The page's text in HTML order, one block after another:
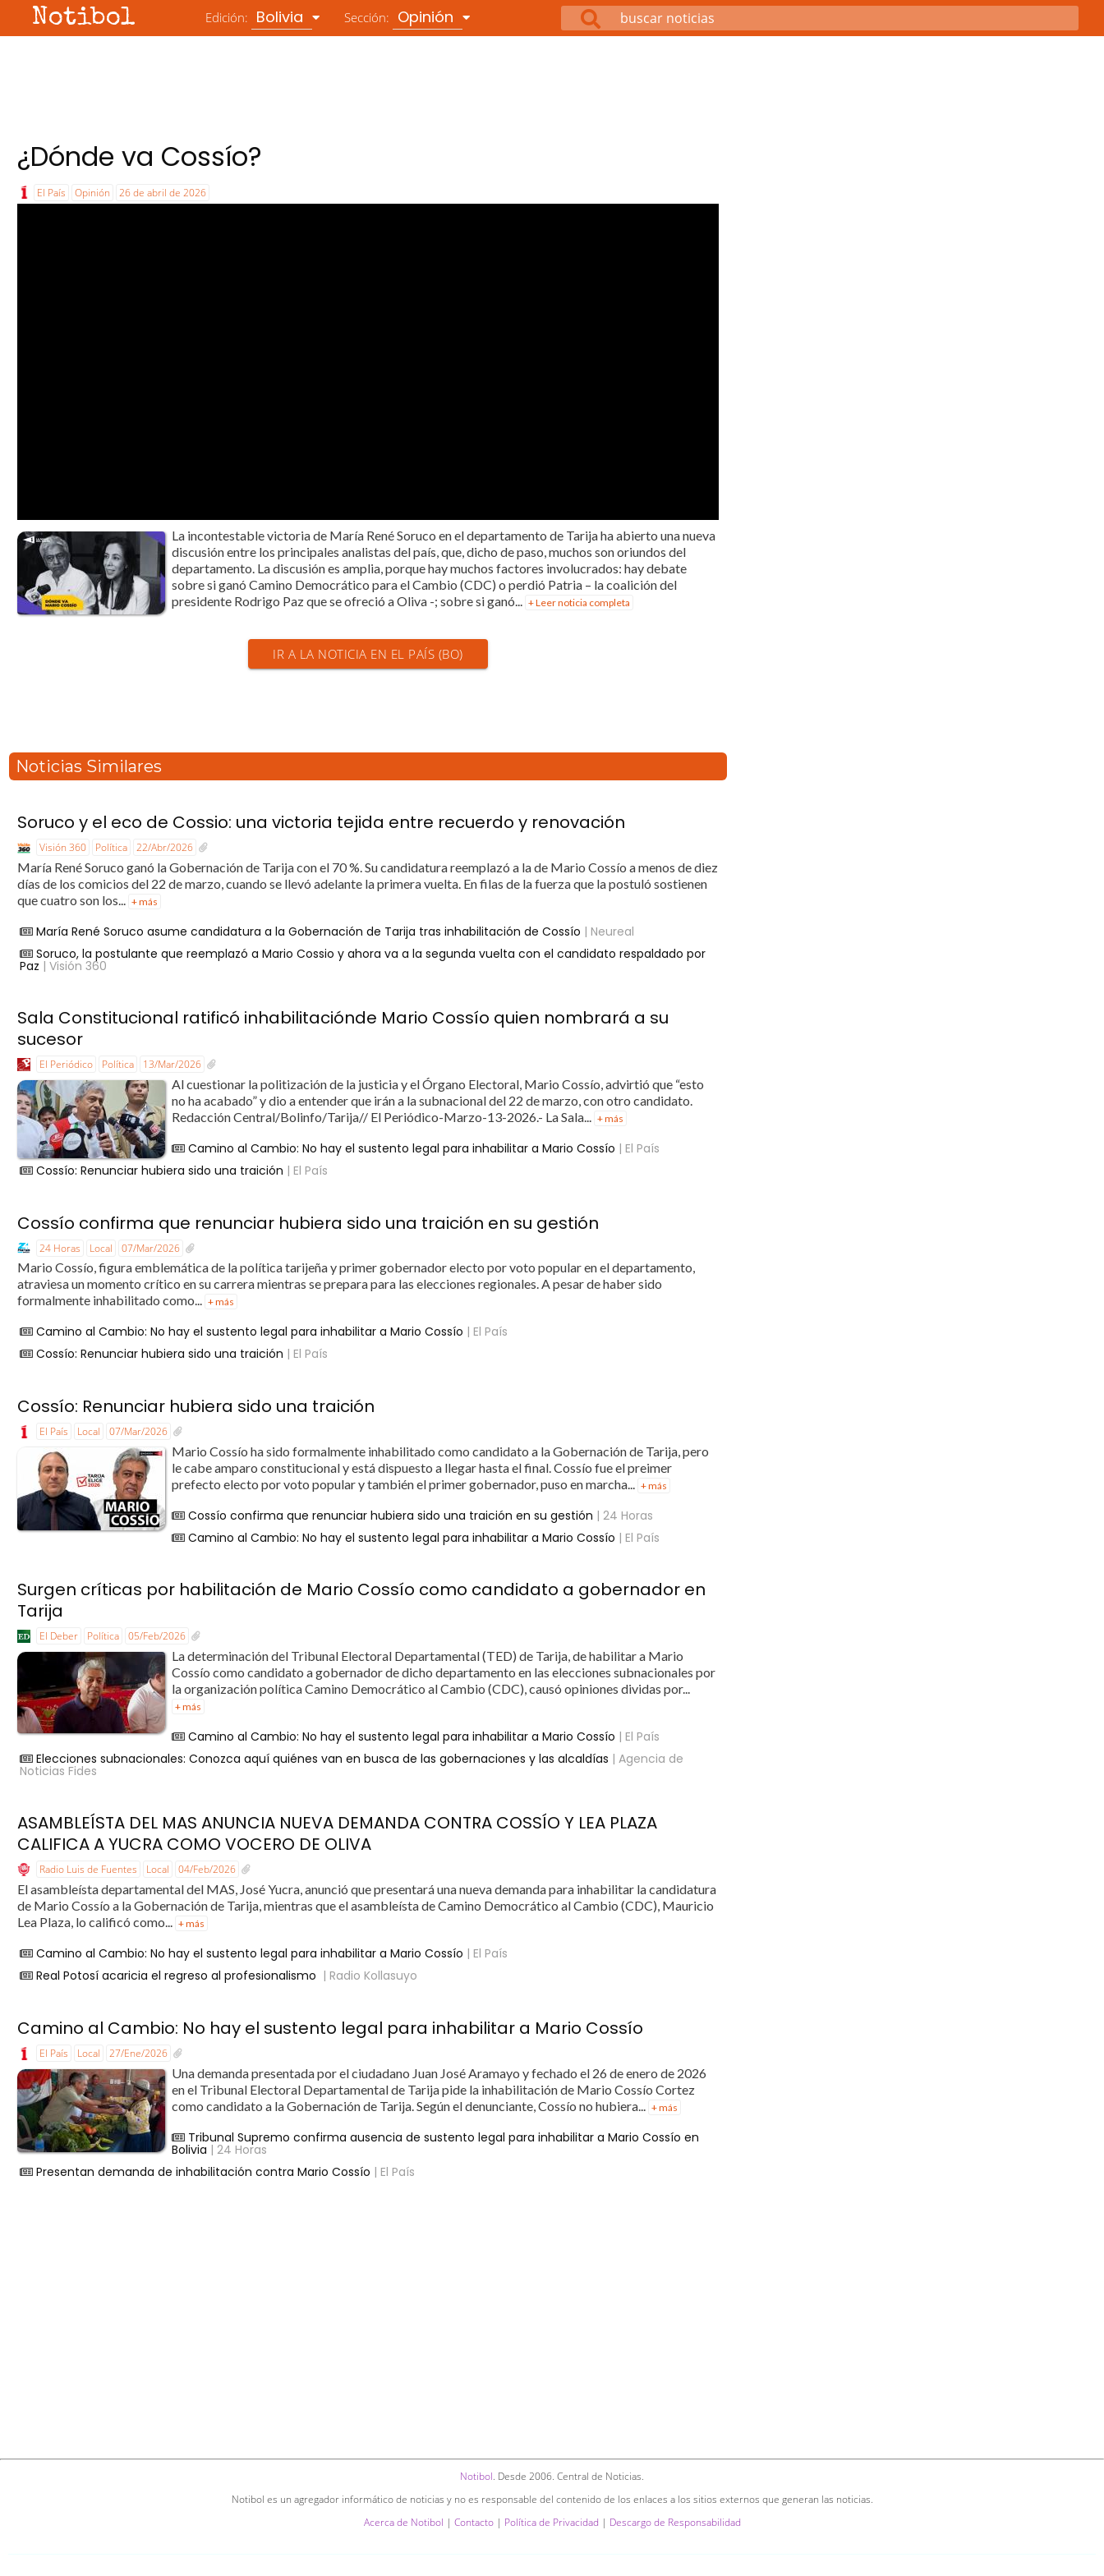
Notibol Edición: Bolivia Sección: Opinión
¿Dónde va Cossío?
El País Opinión 26 de abril de 2026
La incontestable victoria de María René Soruco en el departamento de Tarija ha abierto una nueva
discusión entre los principales analistas del país, que, dicho de paso, muchos son oriundos del
departamento. La discusión es amplia, porque hay muchos factores involucrados: hay debate
sobre si ganó Camino Democrático para el Cambio (CDC) o perdió Patria – la coalición del
presidente Rodrigo Paz que se ofreció a Oliva -; sobre si ganó... + Leer noticia completa
IR A LA NOTICIA EN EL PAÍS (BO)
Noticias Similares
Soruco y el eco de Cossio: una victoria tejida entre recuerdo y renovación
Visión 360 Política 22/Abr/2026
María René Soruco ganó la Gobernación de Tarija con el 70 %. Su candidatura reemplazó a la de Mario Cossío a menos de diez
días de los comicios del 22 de marzo, cuando se llevó adelante la primera vuelta. En filas de la fuerza que la postuló sostienen
que cuatro son los...
+ más
María René Soruco asume candidatura a la Gobernación de Tarija tras inhabilitación de Cossío | Neureal
Soruco, la postulante que reemplazó a Mario Cossio y ahora va a la segunda vuelta con el candidato respaldado por
Paz | Visión 360
Sala Constitucional ratificó inhabilitaciónde Mario Cossío quien nombrará a su
sucesor
El Periódico Política 13/Mar/2026
Al cuestionar la politización de la justicia y el Órgano Electoral, Mario Cossío, advirtió que “esto
no ha acabado” y dio a entender que irán a la subnacional del 22 de marzo, con otro candidato.
Redacción Central/Bolinfo/Tarija// El Periódico-Marzo-13-2026.- La Sala... + más
Camino al Cambio: No hay el sustento legal para inhabilitar a Mario Cossío | El País
Cossío: Renunciar hubiera sido una traición | El País
Cossío confirma que renunciar hubiera sido una traición en su gestión
24 Horas Local 07/Mar/2026
Mario Cossío, figura emblemática de la política tarijeña y primer gobernador electo por voto popular en el departamento,
atraviesa un momento crítico en su carrera mientras se prepara para las elecciones regionales. A pesar de haber sido
formalmente inhabilitado como... + más
Camino al Cambio: No hay el sustento legal para inhabilitar a Mario Cossío | El País
Cossío: Renunciar hubiera sido una traición | El País
Cossío: Renunciar hubiera sido una traición
El País Local 07/Mar/2026
Mario Cossío ha sido formalmente inhabilitado como candidato a la Gobernación de Tarija, pero
le cabe amparo constitucional y está dispuesto a llegar hasta el final. Cossío fue el preimer
prefecto electo por voto popular y también el primer gobernador, puso en marcha...
+ más
Cossío confirma que renunciar hubiera sido una traición en su gestión | 24 Horas
Camino al Cambio: No hay el sustento legal para inhabilitar a Mario Cossío | El País
Surgen críticas por habilitación de Mario Cossío como candidato a gobernador en
Tarija
El Deber Política 05/Feb/2026
La determinación del Tribunal Electoral Departamental (TED) de Tarija, de habilitar a Mario
Cossío como candidato a gobernador de dicho departamento en las elecciones subnacionales por
la organización política Camino Democrático al Cambio (CDC), causó opiniones dividas por...
+ más
Camino al Cambio: No hay el sustento legal para inhabilitar a Mario Cossío | El País
Elecciones subnacionales: Conozca aquí quiénes van en busca de las gobernaciones y las alcaldías | Agencia de
Noticias Fides
ASAMBLEÍSTA DEL MAS ANUNCIA NUEVA DEMANDA CONTRA COSSÍO Y LEA PLAZA
CALIFICA A YUCRA COMO VOCERO DE OLIVA
Radio Luis de Fuentes Local 04/Feb/2026
El asambleísta departamental del MAS, José Yucra, anunció que presentará una nueva demanda para inhabilitar la candidatura
de Mario Cossío a la Gobernación de Tarija, mientras que el asambleísta de Camino Democrático al Cambio (CDC), Mauricio
Lea Plaza, lo calificó como... + más
Camino al Cambio: No hay el sustento legal para inhabilitar a Mario Cossío | El País
Real Potosí acaricia el regreso al profesionalismo | Radio Kollasuyo
Camino al Cambio: No hay el sustento legal para inhabilitar a Mario Cossío
El País Local 27/Ene/2026
Una demanda presentada por el ciudadano Juan José Aramayo y fechado el 26 de enero de 2026
en el Tribunal Electoral Departamental de Tarija pide la inhabilitación de Mario Cossío Cortez
como candidato a la Gobernación de Tarija. Según el denunciante, Cossío no hubiera...
+ más
Tribunal Supremo confirma ausencia de sustento legal para inhabilitar a Mario Cossío en
Bolivia | 24 Horas
Presentan demanda de inhabilitación contra Mario Cossío | El País
Notibol. Desde 2006. Central de Noticias.
Notibol es un agregador informático de noticias y no es responsable del contenido de los enlaces a los sitios externos que generan las noticias.
Acerca de Notibol | Contacto| Política de Privacidad | Descargo de Responsabilidad